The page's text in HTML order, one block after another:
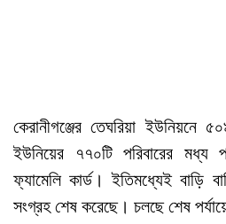
কেরানীগঞ্জের তেঘরিয়া ইউনিয়নে
ইউনিয়ের ৭৭০টি পরিবারের মধ্য
ফ্যামেলি কার্ড। ইতিমধ্যেই বাড়ি
সংগ্রহ শেষ করেছে। চলছে শেষ